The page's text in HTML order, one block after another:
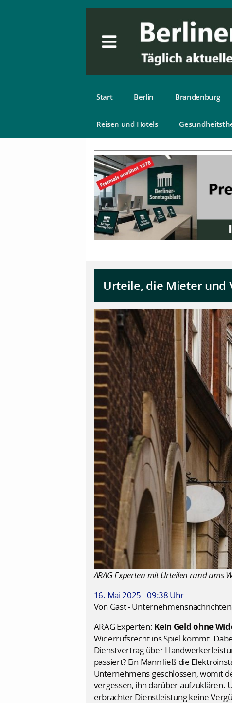
Start Berlin Brandenburg
Reisen und Hotels
Urteile, die Mieter
ARAG Experten mit Urteilen rund ums
16. Mai 2025 - 09:38 Uhr
Von Gast - Unternehmensnachrichten
ARAG Experten: Kein Geld ohne
Widerrufsrecht ins Spiel kommt.
Dienstvertrag über
passiert? Ein Mann ließ die
Unternehmens geschlossen, womit
vergessen, ihn darüber aufzuklären.
erbrachter Dienstleistung keine